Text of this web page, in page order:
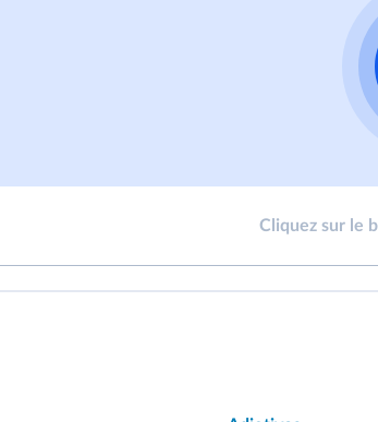
Cliquez sur le